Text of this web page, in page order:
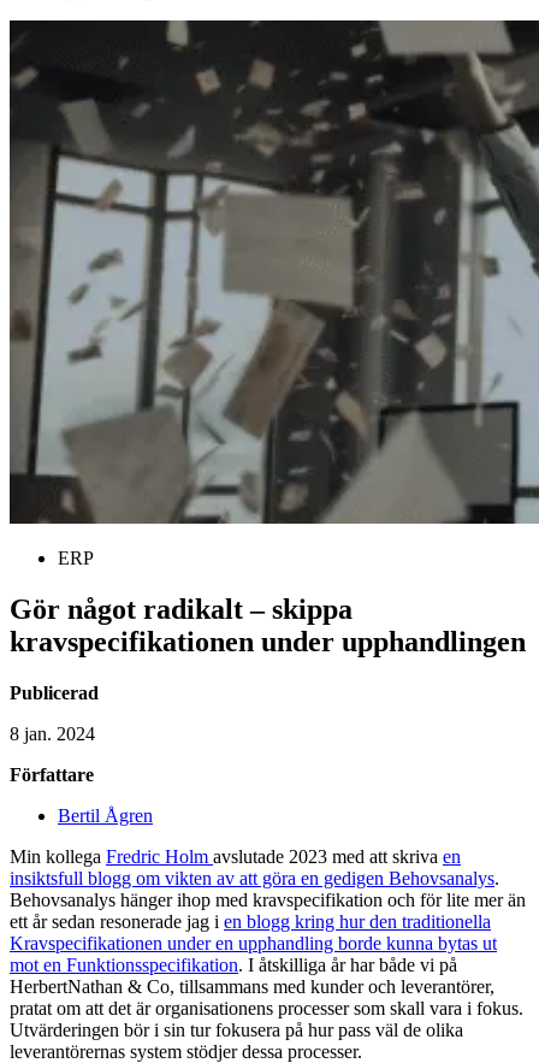
ERP
Gör något radikalt – skippa
kravspecifikationen under upphandlingen
Publicerad
8 jan. 2024
Författare
Bertil Ågren
Min kollega Fredric Holm avslutade 2023 med att skriva en
insiktsfull blogg om vikten av att göra en gedigen Behovsanalys.
Behovsanalys hänger ihop med kravspecifikation och för lite mer än
ett år sedan resonerade jag i en blogg kring hur den traditionella
Kravspecifikationen under en upphandling borde kunna bytas ut
mot en Funktionsspecifikation. I åtskilliga år har både vi på
HerbertNathan & Co, tillsammans med kunder och leverantörer,
pratat om att det är organisationens processer som skall vara i fokus.
Utvärderingen bör i sin tur fokusera på hur pass väl de olika
leverantörernas system stödjer dessa processer.